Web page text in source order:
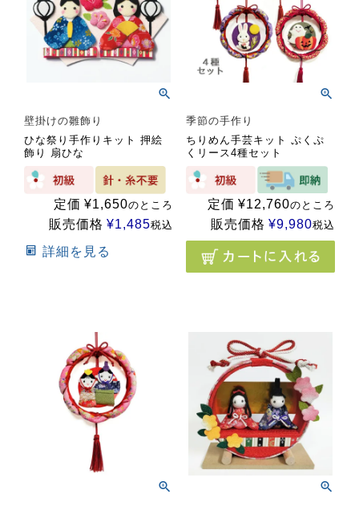
壁掛けの雛飾り
ひな祭り手作りキット 押絵
飾り 扇ひな
定価 ¥1,650のところ
販売価格 ¥1,485税込
詳細を見る
季節の手作り
ちりめん手芸キット ぷくぷ
くリース4種セット
定価 ¥12,760のところ
販売価格 ¥9,980税込